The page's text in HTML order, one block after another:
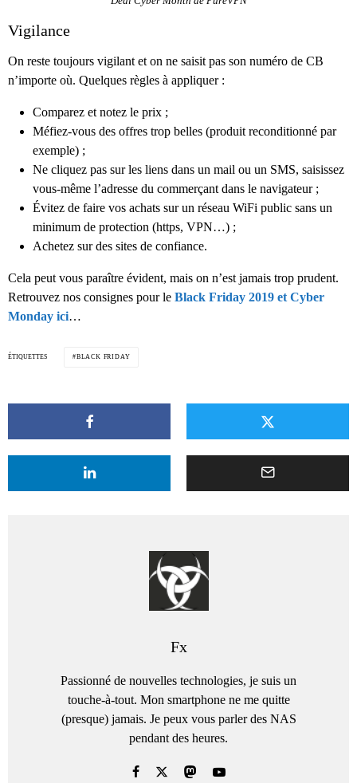
Vigilance
On reste toujours vigilant et on ne saisit pas son numéro de CB
n’importe où. Quelques règles à appliquer :
Comparez et notez le prix ;
Méfiez-vous des offres trop belles (produit reconditionné par
exemple) ;
Ne cliquez pas sur les liens dans un mail ou un SMS, saisissez
vous-même l’adresse du commerçant dans le navigateur ;
Évitez de faire vos achats sur un réseau WiFi public sans un
minimum de protection (https, VPN…) ;
Achetez sur des sites de confiance.
Cela peut vous paraître évident, mais on n’est jamais trop prudent.
Retrouvez nos consignes pour le Black Friday 2019 et Cyber
Monday ici…
ÉTIQUETTES BLACK FRIDAY
Fx
Passionné de nouvelles technologies, je suis un
touche-à-tout. Mon smartphone ne me quitte
(presque) jamais. Je peux vous parler des NAS
pendant des heures.